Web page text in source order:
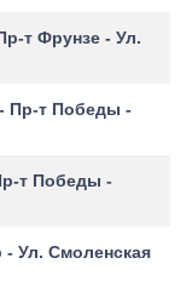
т Фрунзе - Ул.
Пр-т Победы -
т Победы -
Ул. Смоленская